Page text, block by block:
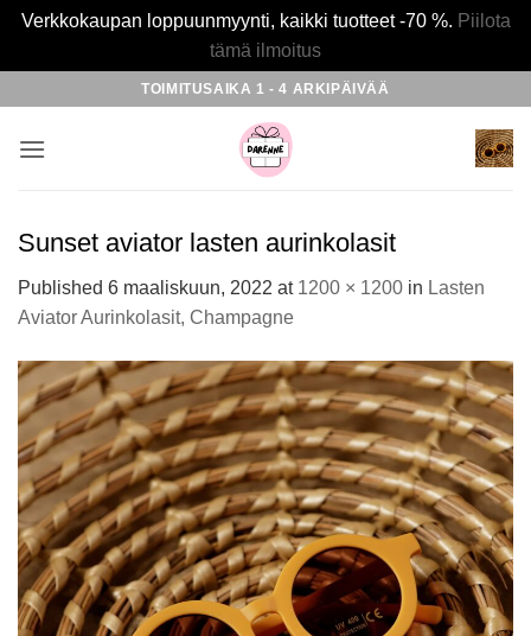
Verkkokaupan loppuunmyynti, kaikki tuotteet -70 %. Piilota
tämä ilmoitus
content
TOIMITUSAIKA 1 - 4 ARKIPÄIVÄÄ
Sunset aviator lasten aurinkolasit
Published 6 maaliskuun, 2022 at 1200 × 1200 in Lasten
Aviator Aurinkolasit, Champagne